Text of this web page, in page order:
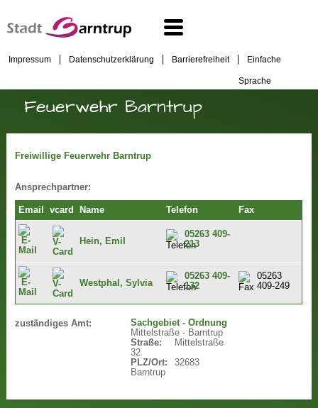
Impressum Datenschutzerklärung Barrierefreiheit Einfache
Sprache
Feuerwehr Barntrup
Freiwillige Feuerwehr Barntrup
Ansprechpartner:
Email vcard Name Telefon Fax
Hein, Emil
05263 409-
213
Westphal, Sylvia
05263 409-
132
05263
409-249
zuständiges Amt:
Sachgebiet - Ordnung
Mittelstraße - Barntrup
Straße:
Mittelstraße
32
PLZ/Ort:
32683
Barntrup